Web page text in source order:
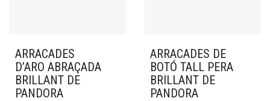
ARRACADES
D’ARO ABRAÇADA
BRILLANT DE
PANDORA
ARRACADES DE
BOTÓ TALL PERA
BRILLANT DE
PANDORA